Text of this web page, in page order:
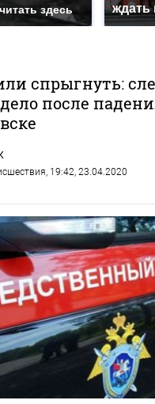
здесь
ждать
спрыгнуть:
после
, 19:42, 23.04.2020